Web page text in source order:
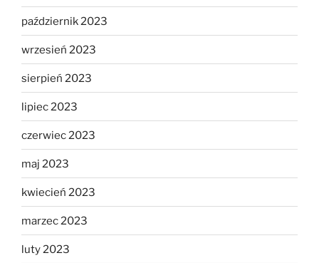
październik 2023
wrzesień 2023
sierpień 2023
lipiec 2023
czerwiec 2023
maj 2023
kwiecień 2023
marzec 2023
luty 2023